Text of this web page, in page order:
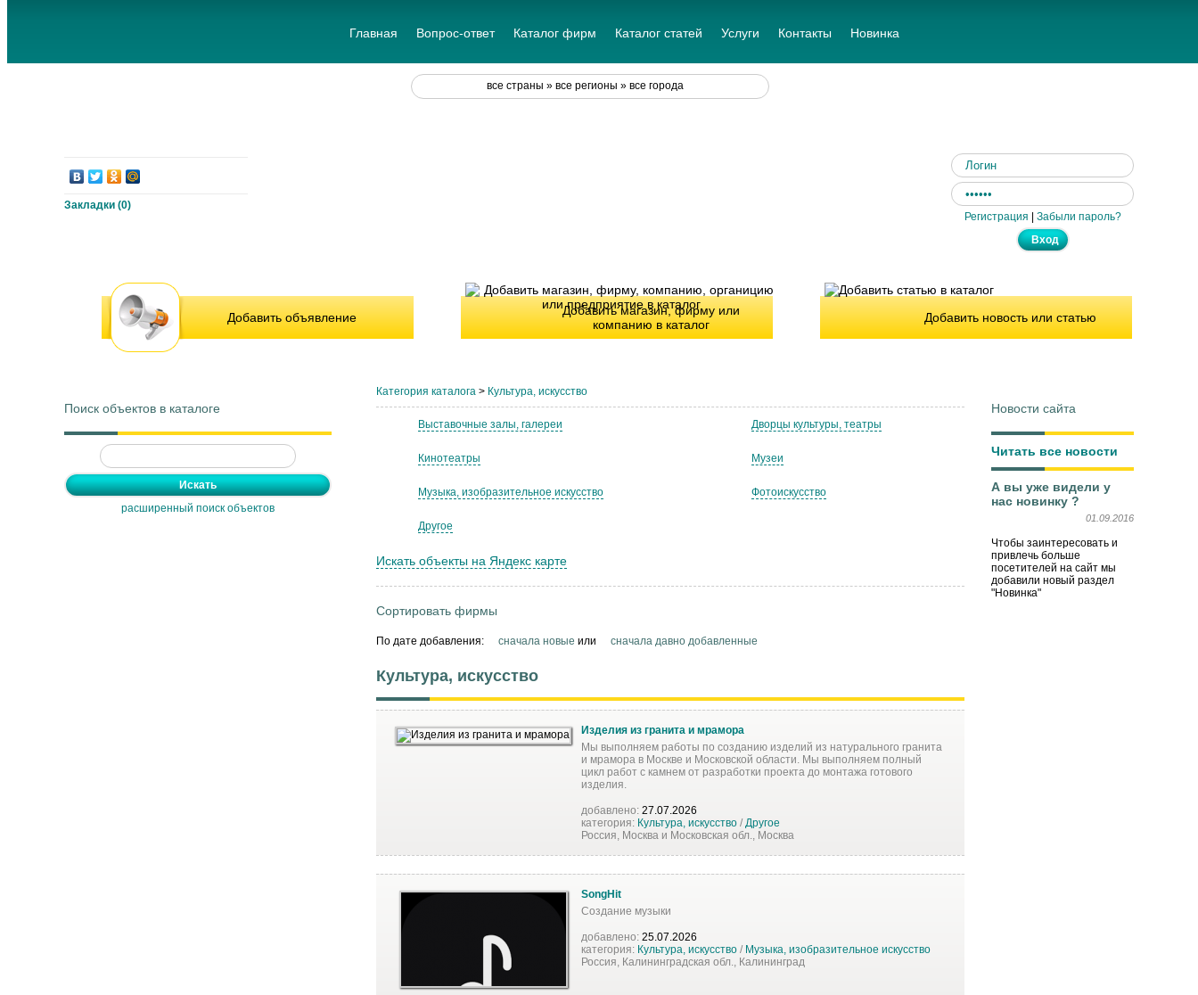
Главная Вопрос-ответ Каталог фирм Каталог статей Услуги Контакты Новинка
Закладки (0)
все страны » все регионы » все города
Регистрация | Забыли пароль?
Добавить объявление
Добавить магазин, фирму или
компанию в каталог
Добавить новость или статью
Поиск объектов в каталоге
расширенный поиск объектов
Категория каталога > Культура, искусство
Выставочные залы, галереи Дворцы культуры, театры
Кинотеатры Музеи
Музыка, изобразительное искусство Фотоискусство
Другое
Искать объекты на Яндекс карте
Сортировать фирмы
По дате добавления: сначала новые или сначала давно добавленные
Культура, искусство
Изделия из гранита и мрамора
Мы выполняем работы по созданию изделий из натурального гранита
и мрамора в Москве и Московской области. Мы выполняем полный
цикл работ с камнем от разработки проекта до монтажа готового
изделия.
добавлено: 27.07.2026
категория: Культура, искусство / Другое
Россия, Москва и Московская обл., Москва
SongHit
Создание музыки
добавлено: 25.07.2026
категория: Культура, искусство / Музыка, изобразительное искусство
Россия, Калининградская обл., Калининград
Новости сайта
Читать все новости
А вы уже видели у
нас новинку ?
01.09.2016
Чтобы заинтересовать и
привлечь больше
посетителей на сайт мы
добавили новый раздел
"Новинка"